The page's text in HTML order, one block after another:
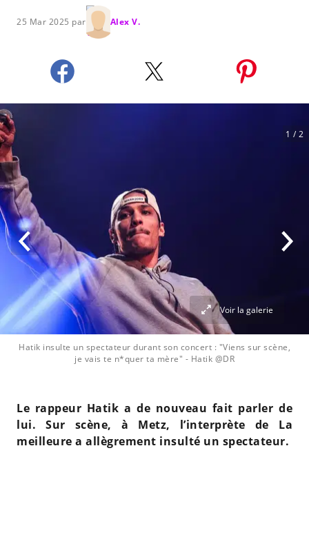
25 Mar 2025 par Alex V.
Hatik insulte un spectateur durant son concert : "Viens sur scène,
je vais te n*quer ta mère" - Hatik @DR
1 / 2
Voir la galerie
Le rappeur Hatik a de nouveau fait parler de
lui. Sur scène, à Metz, l’interprète de La
meilleure a allègrement insulté un spectateur.